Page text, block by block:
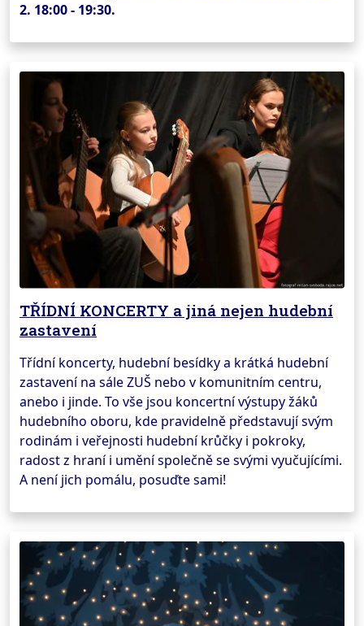
2. 18:00 - 19:30.
TŘÍDNÍ KONCERTY a jiná nejen hudební
zastavení
Třídní koncerty, hudební besídky a krátká hudební
zastavení na sále ZUŠ nebo v komunitním centru,
anebo i jinde. To vše jsou koncertní výstupy žáků
hudebního oboru, kde pravidelně představují svým
rodinám i veřejnosti hudební krůčky i pokroky,
radost z hraní i umění společně se svými vyučujícími.
A není jich pomálu, posuďte sami!